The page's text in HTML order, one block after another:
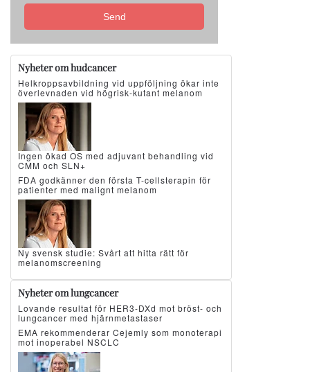
Send
Nyheter om hudcancer
Helkroppsavbildning vid uppföljning ökar inte
överlevnaden vid högrisk-kutant melanom
Ingen ökad OS med adjuvant behandling vid
CMM och SLN+
FDA godkänner den första T-cellsterapin för
patienter med malignt melanom
Ny svensk studie: Svårt att hitta rätt för
melanomscreening
Nyheter om lungcancer
Lovande resultat för HER3-DXd mot bröst- och
lungcancer med hjärnmetastaser
EMA rekommenderar Cejemly som monoterapi
mot inoperabel NSCLC